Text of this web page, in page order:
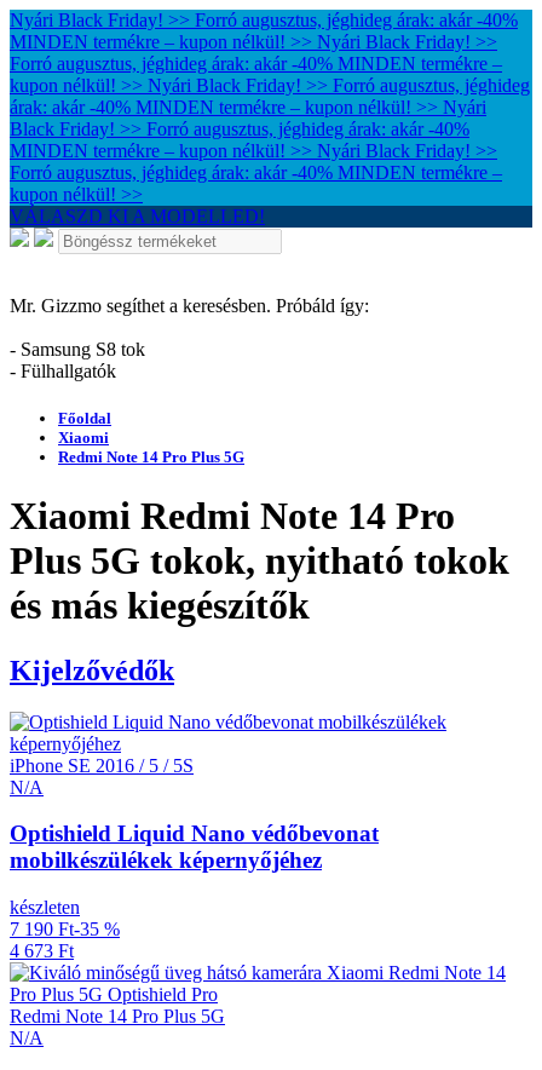
Nyári Black Friday! >> Forró augusztus, jéghideg árak: akár -40%
MINDEN termékre – kupon nélkül! >> Nyári Black Friday! >>
Forró augusztus, jéghideg árak: akár -40% MINDEN termékre –
kupon nélkül! >> Nyári Black Friday! >> Forró augusztus, jéghideg
árak: akár -40% MINDEN termékre – kupon nélkül! >> Nyári
Black Friday! >> Forró augusztus, jéghideg árak: akár -40%
MINDEN termékre – kupon nélkül! >> Nyári Black Friday! >>
Forró augusztus, jéghideg árak: akár -40% MINDEN termékre –
kupon nélkül! >>
VÁLASZD KI A MODELLED!
Mr. Gizzmo segíthet a keresésben. Próbáld így:
- Samsung S8 tok
- Fülhallgatók
Főoldal
Xiaomi
Redmi Note 14 Pro Plus 5G
Xiaomi Redmi Note 14 Pro
Plus 5G tokok, nyitható tokok
és más kiegészítők
Kijelzővédők
iPhone SE 2016 / 5 / 5S
N/A
Optishield Liquid Nano védőbevonat
mobilkészülékek képernyőjéhez
készleten
7 190 Ft-35 %
4 673 Ft
Redmi Note 14 Pro Plus 5G
N/A